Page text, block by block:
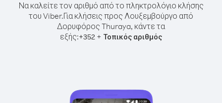
Να καλείτε τον αριθμό από το πληκτρολόγιο κλήσης
του Viber.Για κλήσεις προς Λουξεμβούργο από
Δορυφόρος Thuraya, κάντε τα
εξής:+352 + Τοπικός αριθμός